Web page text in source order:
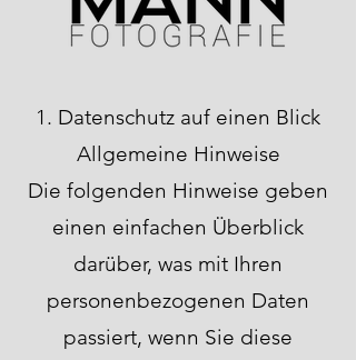
1. Datenschutz auf einen Blick
Allgemeine Hinweise
Die folgenden Hinweise geben
einen einfachen Überblick
darüber, was mit Ihren
personenbezogenen Daten
passiert, wenn Sie diese